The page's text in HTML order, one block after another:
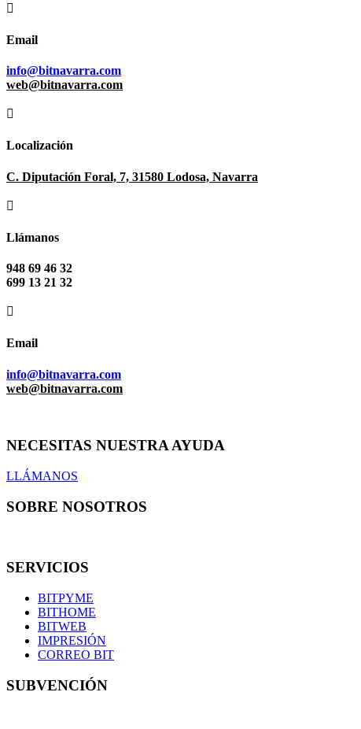

Email
info@bitnavarra.com
web@bitnavarra.com

Localización
C. Diputación Foral, 7, 31580 Lodosa, Navarra

Llámanos
948 69 46 32
699 13 21 32

Email
info@bitnavarra.com
web@bitnavarra.com
NECESITAS NUESTRA AYUDA
LLÁMANOS
SOBRE NOSOTROS
SERVICIOS
BITPYME
BITHOME
BITWEB
IMPRESIÓN
CORREO BIT
SUBVENCIÓN